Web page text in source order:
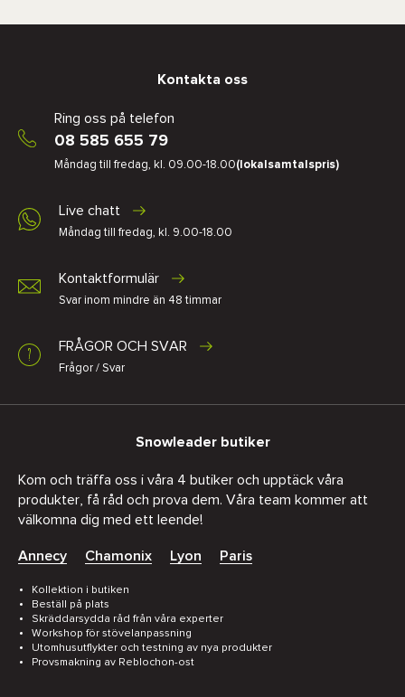
Kontakta oss
Ring oss på telefon
08 585 655 79
Måndag till fredag, kl. 09.00-18.00(lokalsamtalspris)
Live chatt
Måndag till fredag, kl. 9.00-18.00
Kontaktformulär
Svar inom mindre än 48 timmar
FRÅGOR OCH SVAR
Frågor / Svar
Snowleader butiker
Kom och träffa oss i våra 4 butiker och upptäck våra
produkter, få råd och prova dem. Våra team kommer att
välkomna dig med ett leende!
Annecy Chamonix Lyon Paris
Kollektion i butiken
Beställ på plats
Skräddarsydda råd från våra experter
Workshop för stövelanpassning
Utomhusutflykter och testning av nya produkter
Provsmakning av Reblochon-ost